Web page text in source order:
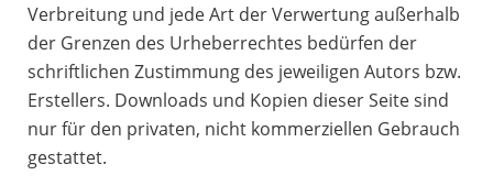
Verbreitung und jede Art der Verwertung außerhalb
der Grenzen des Urheberrechtes bedürfen der
schriftlichen Zustimmung des jeweiligen Autors bzw.
Erstellers. Downloads und Kopien dieser Seite sind
nur für den privaten, nicht kommerziellen Gebrauch
gestattet.